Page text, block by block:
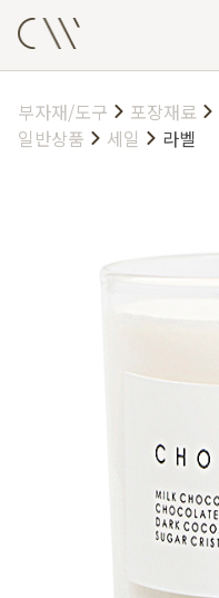
부자재/도구 포장재료
일반상품
세일 라벨